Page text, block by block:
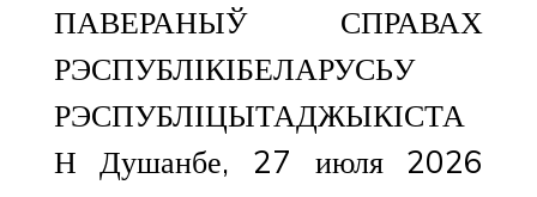
ПАВЕРАНЫЎ СПРАВАХ
РЭСПУБЛІКІБЕЛАРУСЬУ
РЭСПУБЛІЦЫТАДЖЫКІСТА
Н Душанбе, 27 июля 2026